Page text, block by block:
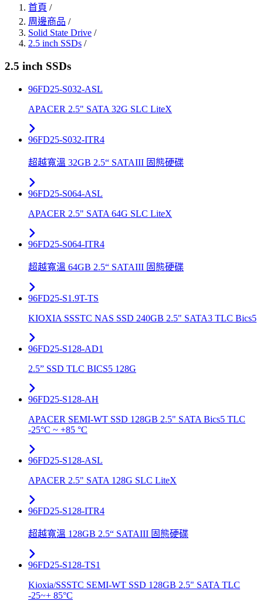
首頁 /
周邊商品 /
Solid State Drive /
2.5 inch SSDs /
2.5 inch SSDs
96FD25-S032-ASL
APACER 2.5" SATA 32G SLC LiteX
96FD25-S032-ITR4
超越寬溫 32GB 2.5“ SATAIII 固態硬碟
96FD25-S064-ASL
APACER 2.5" SATA 64G SLC LiteX
96FD25-S064-ITR4
超越寬溫 64GB 2.5“ SATAIII 固態硬碟
96FD25-S1.9T-TS
KIOXIA SSSTC NAS SSD 240GB 2.5" SATA3 TLC Bics5
96FD25-S128-AD1
2.5” SSD TLC BICS5 128G
96FD25-S128-AH
APACER SEMI-WT SSD 128GB 2.5" SATA Bics5 TLC
-25°C ~ +85 °C
96FD25-S128-ASL
APACER 2.5" SATA 128G SLC LiteX
96FD25-S128-ITR4
超越寬溫 128GB 2.5“ SATAIII 固態硬碟
96FD25-S128-TS1
Kioxia/SSSTC SEMI-WT SSD 128GB 2.5" SATA TLC
-25~+ 85°C